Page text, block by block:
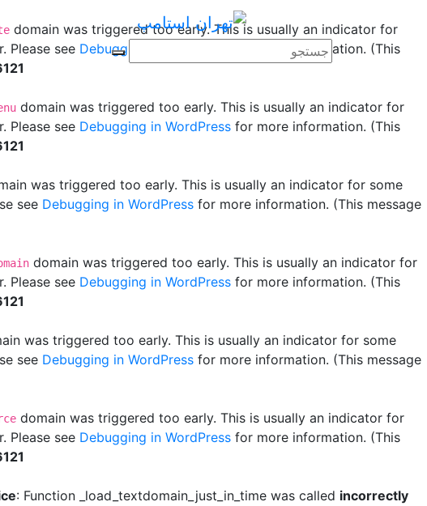
domain was triggered too early. This is usually an indicator for
Please see Debugging in WordPress
for more information. (This
domain was triggered too early. This is usually an indicator for
Please see Debugging in WordPress for more information. (This
was triggered too early. This is usually an indicator for some
see Debugging in WordPress for more information. (This message
domain was triggered too early. This is usually an indicator for
Please see Debugging in WordPress for more information. (This
was triggered too early. This is usually an indicator for some
see Debugging in WordPress for more information. (This message
domain was triggered too early. This is usually an indicator for
Please see Debugging in WordPress for more information. (This
: Function _load_textdomain_just_in_time was called incorrectly